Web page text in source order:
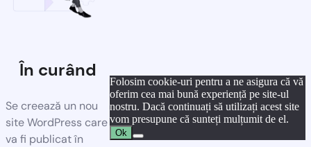
În curând
Se creează un nou
site WordPress care
va fi publicat în
Folosim cookie-uri pentru a ne asigura că vă
oferim cea mai bună experiență pe site-ul
nostru. Dacă continuați să utilizați acest site
vom presupune că sunteți mulțumit de el.
Ok